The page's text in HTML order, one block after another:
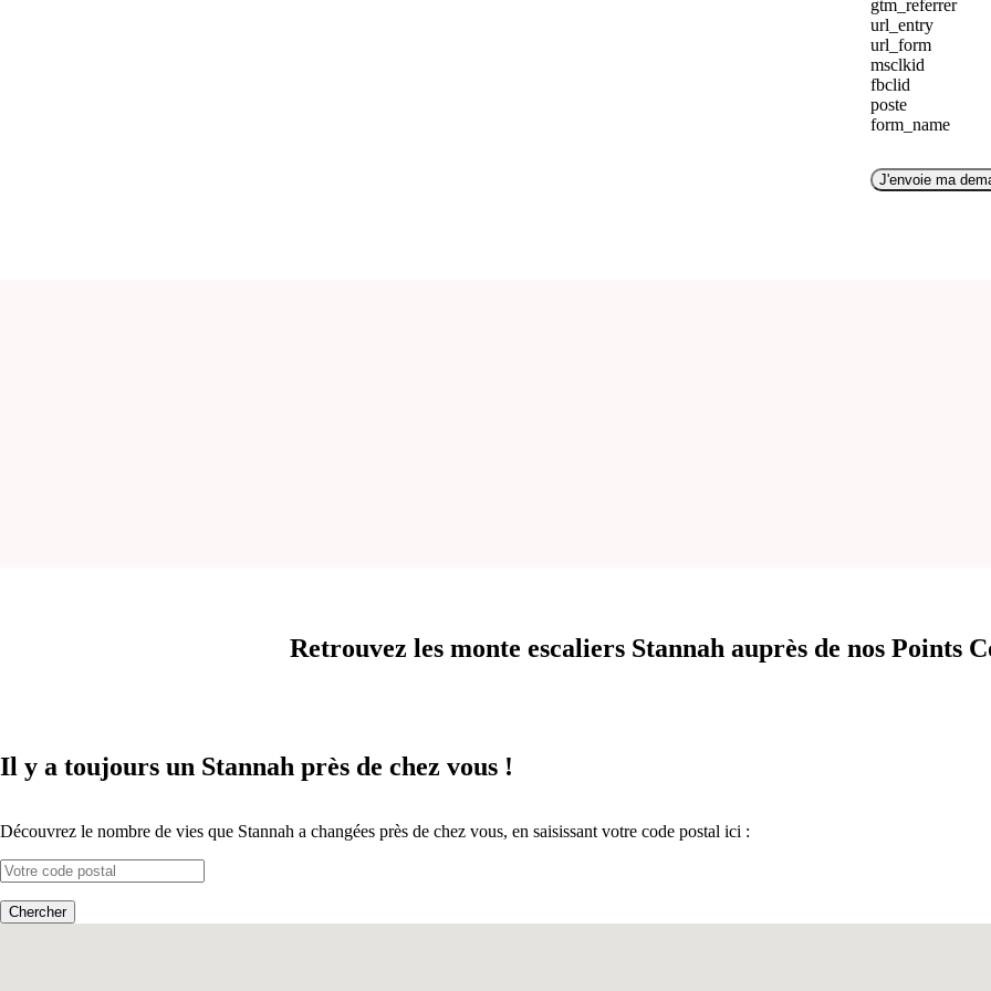
gtm_referrer
url_entry
url_form
msclkid
fbclid
poste
form_name
J'envoie ma
Retrouvez les monte escaliers Stannah auprès de nos Points
Il y a toujours un Stannah près de chez vous !
Découvrez le nombre de vies que Stannah a changées près de chez vous, en saisissant votre code postal ici :
Chercher